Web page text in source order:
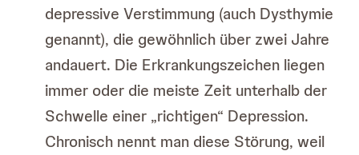
depressive Verstimmung (auch Dysthymie
genannt), die gewöhnlich über zwei Jahre
andauert. Die Erkrankungszeichen liegen
immer oder die meiste Zeit unterhalb der
Schwelle einer „richtigen“ Depression.
Chronisch nennt man diese Störung, weil